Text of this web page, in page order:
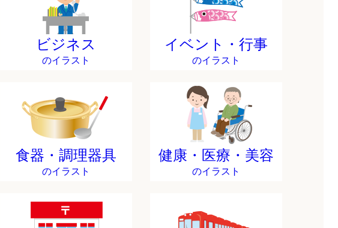
ビジネス
のイラスト
イベント・行事
のイラスト
食器・調理器具
のイラスト
健康・医療・美容
のイラスト